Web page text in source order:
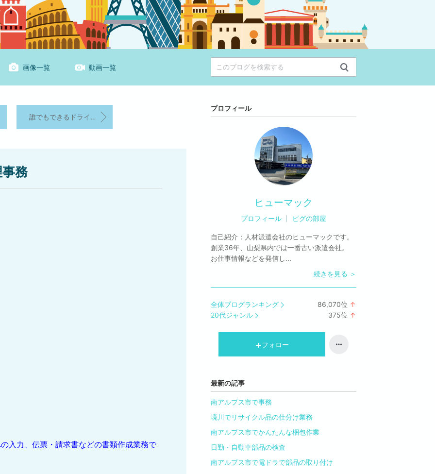
画像一覧 動画一覧
誰でもできるドライフルーツの袋詰め
務
入力、伝票・請求書などの書類作成業務で
プロフィール
ヒューマック
プロフィール ピグの部屋
自己紹介： 人材派遣会社のヒューマックです。
創業36年、山梨県内では一番古い派遣会社。
お仕事情報などを発信し...
続きを見る ＞
全体ブログランキング 86,070位 ↑
20代ジャンル 375位 ↑
フォロー
最新の記事
南アルプス市で事務
境川でリサイクル品の仕分け業務
南アルプス市でかんたんな梱包作業
日勤・自動車部品の検査
南アルプス市で電ドラで部品の取り付け